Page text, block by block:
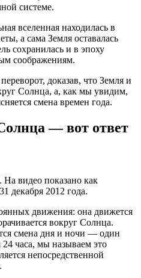
системе.
вселенная находилась в
а сама Земля оставалась
сохранилась и в эпоху
соображениям.
доказав, что Земля и
Солнца, а, как мы увидим,
смена времен года.
— вот ответ
видео показано как
декабря 2012 года.
движения: она движется
вокруг Солнца.
смена дня и ночи — один
часа, мы называем это
непосредственной